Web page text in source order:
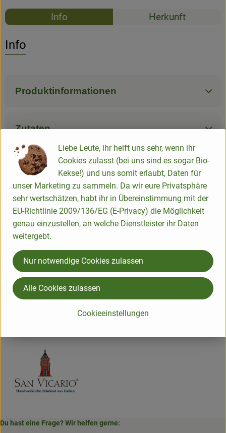
Rezepte
Info Herkunft
Info
Produktinformationen
Zutaten
Nährwert-Info
Produktdatenblatt
Herkunft
Hersteller: San Vicario
Du hast eine Frage? Wir helfen gerne:
Liebe Leute, ihr helft uns sehr, wenn ihr
Cookies zulasst (bei uns sind es sogar Bio-
Kekse!) und uns somit erlaubt, Daten für
unser Marketing zu sammeln. Da wir eure Privatsphäre
sehr wertschätzen, habt ihr in Übereinstimmung mit der
EU-Richtlinie 2009/136/EG (E-Privacy) die Möglichkeit
genau einzustellen, an welche Dienstleister ihr Daten
weitergebt.
Cookieeinstellungen
Nur notwendige Cookies zulassen
Alle Cookies zulassen